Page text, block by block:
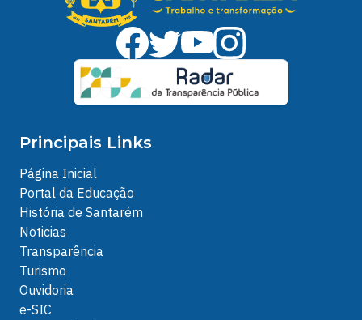
Principais Links
Página Inicial
Portal da Educação
História de Santarém
Noticias
Transparência
Turismo
Ouvidoria
e-SIC